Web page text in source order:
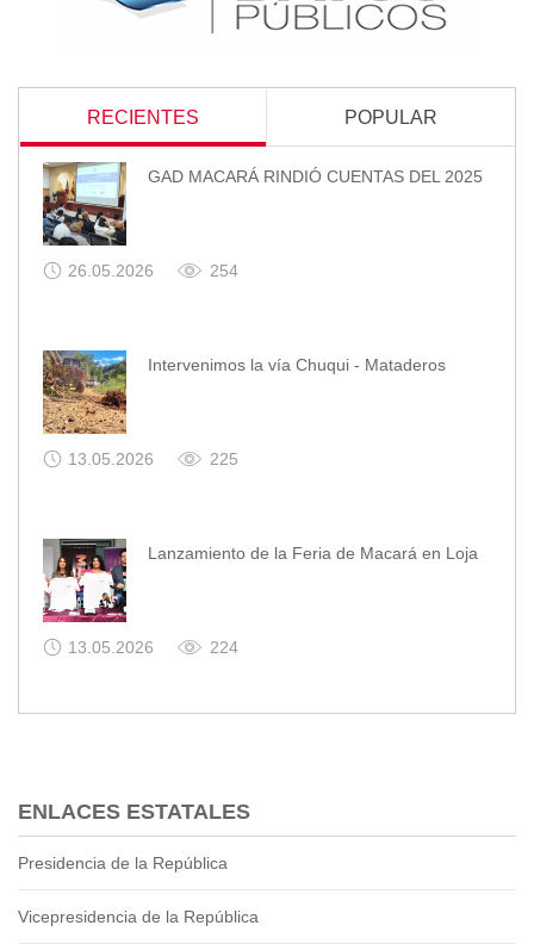
RECIENTES POPULAR
GAD MACARÁ RINDIÓ CUENTAS DEL 2025
26.05.2026 254
Intervenimos la vía Chuqui - Mataderos
13.05.2026 225
Lanzamiento de la Feria de Macará en Loja
13.05.2026 224
ENLACES ESTATALES
Presidencia de la República
Vicepresidencia de la República